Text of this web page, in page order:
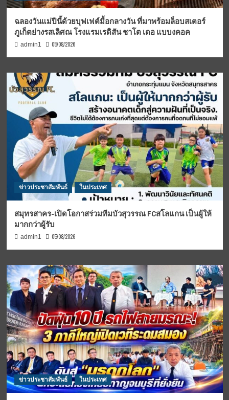
ฉลองวันแม่ปีนี้ด้วยบุฟเฟต์มื้อกลางวัน ที่มาพร้อมล็อบสเตอร์
ภูเก็ตย่างรสเลิศณ โรงแรมเรดิสัน ชาโต เดอ แบบงคอค
admin1 05/08/2026
ข่าวประชาสัมพันธ์ ในประเทศ
สมุทรสาคร-เปิดโอกาสร่วมทีมบัวสุวรรณ FCสโลแกน เป็นผู้ให้
มากกว่าผู้รับ
admin1 05/08/2026
ข่าวประชาสัมพันธ์ ในประเทศ